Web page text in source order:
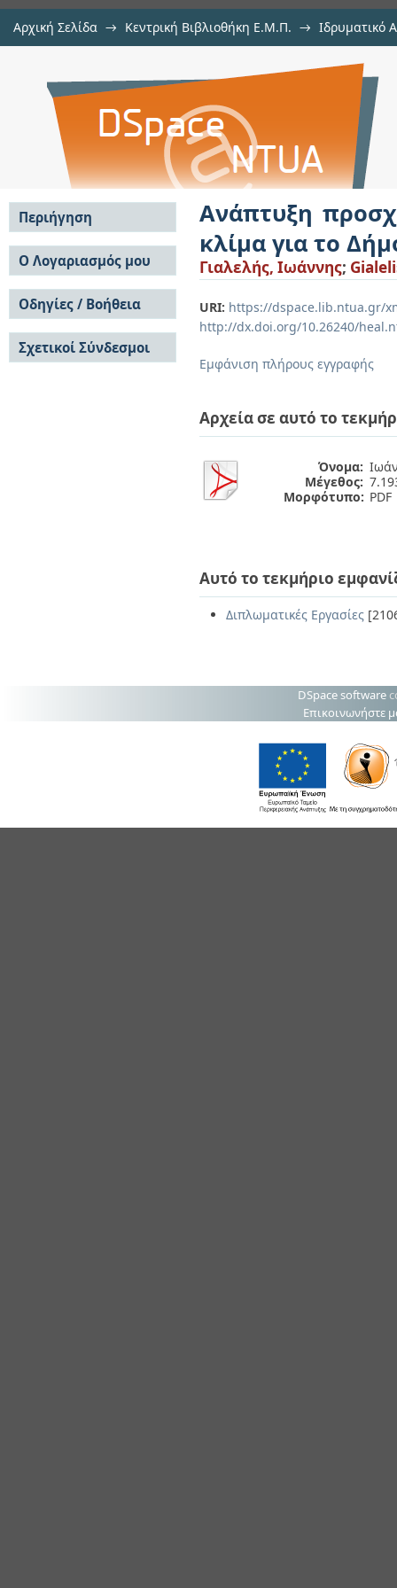
Αρχική Σελίδα → Κεντρική Βιβλιοθήκη Ε.Μ.Π. → Ιδρυματικό
Ανάπτυξη προσχεδίου για την
Ερέτριας
Ανάπτυξη
κλίμα για το
Γιαλελής, Ιωάννης;
URI: https://dspace.lib.ntua.gr/
http://dx.doi.org/10.26240/
Εμφάνιση πλήρους εγγραφής
Αρχεία σε αυτό το
Όνομα:
Μέγεθος:
Μορφότυπο: PDF
Αυτό το τεκμήριο
Διπλωματικές Εργασίες
Περιήγηση
Σε όλο το DSpace
Κοινότητες & Συλλογές
Ανά Ημερομηνία
Έκδοσης
Συγγραφείς
Τίτλοι
Θέματα
Ο Λογαριασμός μου
Σύνδεση
Εγγραφή
Οδηγίες / Βοήθεια
Οδηγίες Υποβολής
Οδηγίες Χρήσης ΙΑ
Συχνές Ερωτήσεις
Σχετικοί Σύνδεσμοι
DSpace software
Επικοινωνήστε